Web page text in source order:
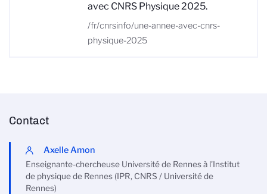
avec CNRS Physique 2025.
/fr/cnrsinfo/une-annee-avec-cnrs-
physique-2025
Contact
Axelle Amon
Enseignante-chercheuse Université de Rennes à l'Institut
de physique de Rennes (IPR, CNRS / Université de
Rennes)